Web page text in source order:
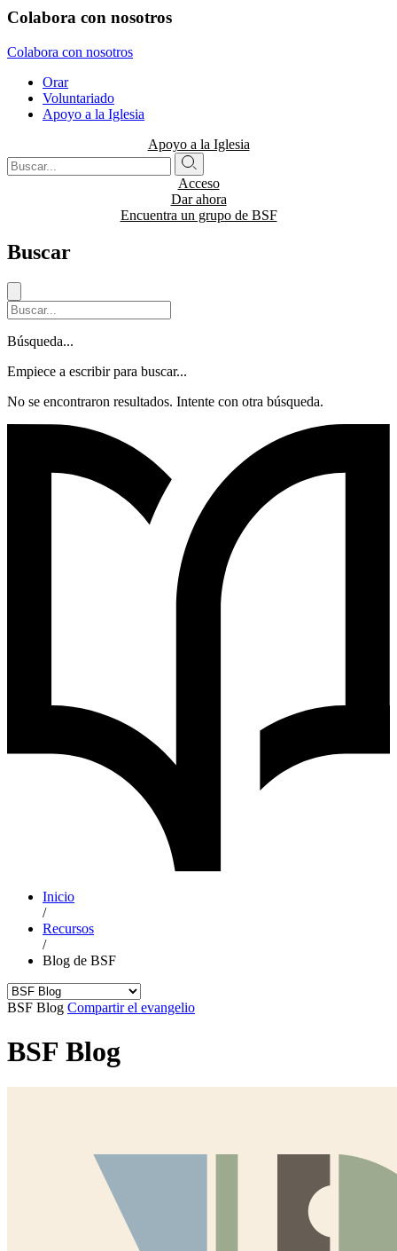
Colabora con nosotros
Colabora con nosotros
Orar
Voluntariado
Apoyo a la Iglesia
Apoyo a la Iglesia
Acceso
Dar ahora
Encuentra un grupo de BSF
Buscar
Búsqueda...
Empiece a escribir para buscar...
No se encontraron resultados. Intente con otra búsqueda.
Inicio
/
Recursos
/
Blog de BSF
BSF Blog Compartir el evangelio
BSF Blog